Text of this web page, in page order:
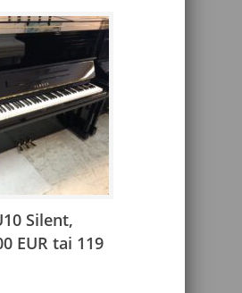
Silent,
EUR tai 119